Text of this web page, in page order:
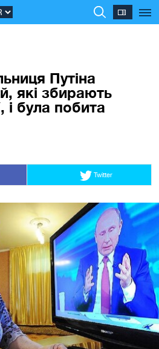
Путіна
які збирають
була побита
Twitter